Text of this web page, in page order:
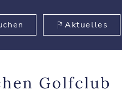
Aktuelles
Golfclub